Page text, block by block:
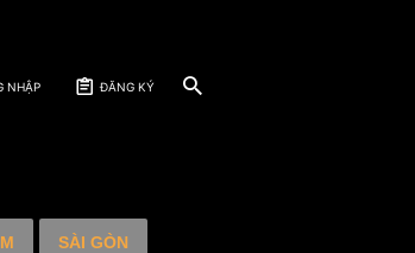
NHẬP ĐĂNG KÝ
SÀI GÒN